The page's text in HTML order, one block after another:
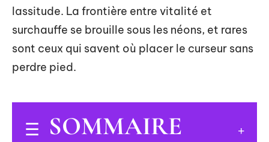
lassitude. La frontière entre vitalité et
surchauffe se brouille sous les néons, et rares
sont ceux qui savent où placer le curseur sans
perdre pied.
SOMMAIRE